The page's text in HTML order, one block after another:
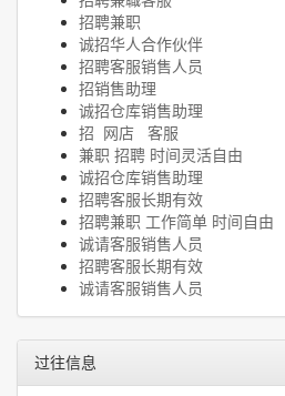
招聘兼职
诚招华人合作伙伴
招聘客服销售人员
招销售助理
诚招仓库销售助理
招 网店 客服
兼职 招聘 时间灵活自由
诚招仓库销售助理
招聘客服长期有效
招聘兼职 工作简单 时间自由
诚请客服销售人员
招聘客服长期有效
诚请客服销售人员
过往信息